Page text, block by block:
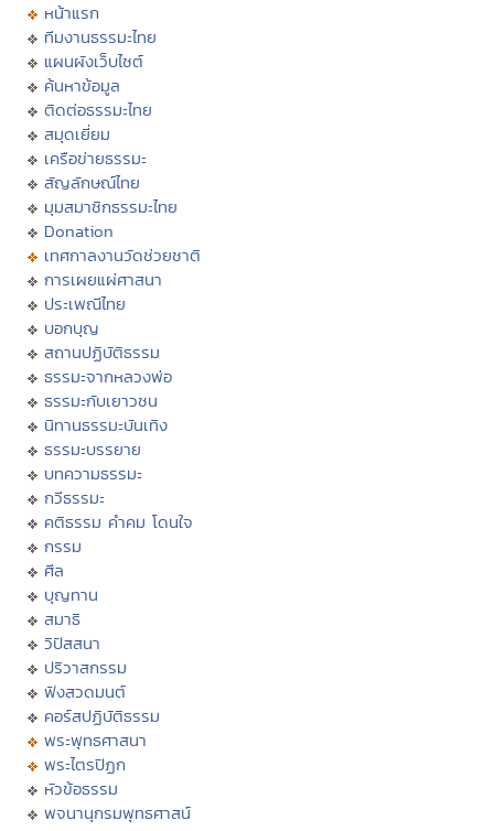
หน้าแรก
ทีมงานธรรมะไทย
แผนผังเว็บไซต์
ค้นหาข้อมูล
ติดต่อธรรมะไทย
สมุดเยี่ยม
เครือข่ายธรรมะ
สัญลักษณ์ไทย
มุมสมาชิกธรรมะไทย
Donation
เทศกาลงานวัดช่วยชาติ
การเผยแผ่ศาสนา
ประเพณีไทย
บอกบุญ
สถานปฏิบัติธรรม
ธรรมะจากหลวงพ่อ
ธรรมะกับเยาวชน
นิทานธรรมะบันเทิง
ธรรมะบรรยาย
บทความธรรมะ
กวีธรรมะ
คติธรรม คำคม โดนใจ
กรรม
ศีล
บุญทาน
สมาธิ
วิปัสสนา
ปริวาสกรรม
ฟังสวดมนต์
คอร์สปฏิบัติธรรม
พระพุทธศาสนา
พระไตรปิฏก
หัวข้อธรรม
พจนานุกรมพุทธศาสน์